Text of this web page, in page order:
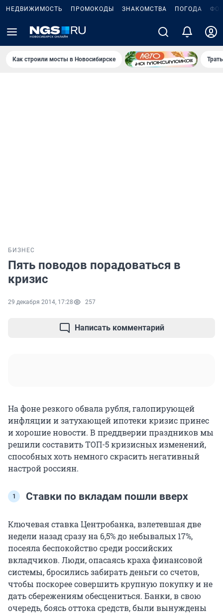
НЕДВИЖИМОСТЬ ПРОМОКОДЫ ЗНАКОМСТВА ПОГОДА
Как строили мосты в Новосибирске
БИЗНЕС
Пять поводов порадоваться в
кризис
29 декабря 2014, 17:28 257
Написать комментарий
На фоне резкого обвала рубля, галопирующей
инфляции и затухающей ипотеки кризис принес
и хорошие новости. В преддверии праздников мы
решили составить ТОП-5 кризисных изменений,
способных хоть немного скрасить негативный
настрой россиян.
Ставки по вкладам пошли вверх
Ключевая ставка Центробанка, взлетевшая две
недели назад сразу на 6,5% до небывалых 17%,
посеяла беспокойство среди российских
вкладчиков. Люди, опасаясь краха финансовой
системы, бросились забирать деньги со счетов,
чтобы поскорее совершить крупную покупку и не
дать сбережениям обесцениться. Банки, в свою
очередь, боясь оттока средств, были вынуждены